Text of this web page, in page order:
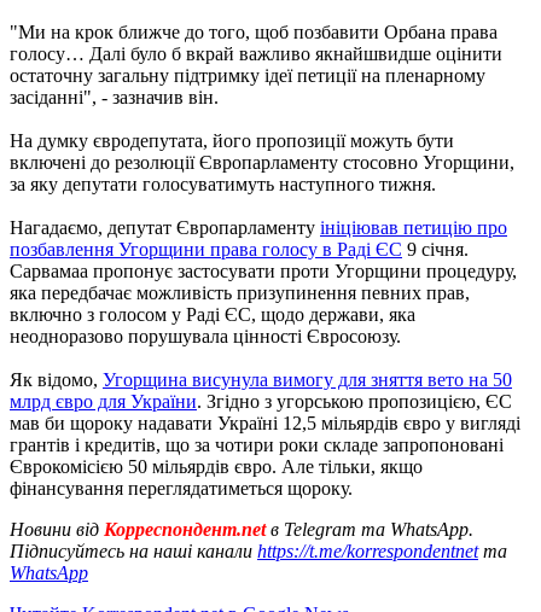
"Ми на крок ближче до того, щоб позбавити Орбана права
голосу… Далі було б вкрай важливо якнайшвидше оцінити
остаточну загальну підтримку ідеї петиції на пленарному
засіданні", - зазначив він.
На думку євродепутата, його пропозиції можуть бути
включені до резолюції Європарламенту стосовно Угорщини,
за яку депутати голосуватимуть наступного тижня.
Нагадаємо, депутат Європарламенту ініціював петицію про
позбавлення Угорщини права голосу в Раді ЄС 9 січня.
Сарвамаа пропонує застосувати проти Угорщини процедуру,
яка передбачає можливість призупинення певних прав,
включно з голосом у Раді ЄС, щодо держави, яка
неодноразово порушувала цінності Євросоюзу.
Як відомо, Угорщина висунула вимогу для зняття вето на 50
млрд євро для України. Згідно з угорською пропозицією, ЄС
мав би щороку надавати Україні 12,5 мільярдів євро у вигляді
грантів і кредитів, що за чотири роки складе запропоновані
Єврокомісією 50 мільярдів євро. Але тільки, якщо
фінансування переглядатиметься щороку.
Новини від Корреспондент.netв Telegram та WhatsApp.
Підписуйтесь на наші канали https://t.me/korrespondentnetта
WhatsApp